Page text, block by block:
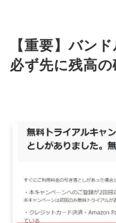
【重要】バン
必ず先に残高